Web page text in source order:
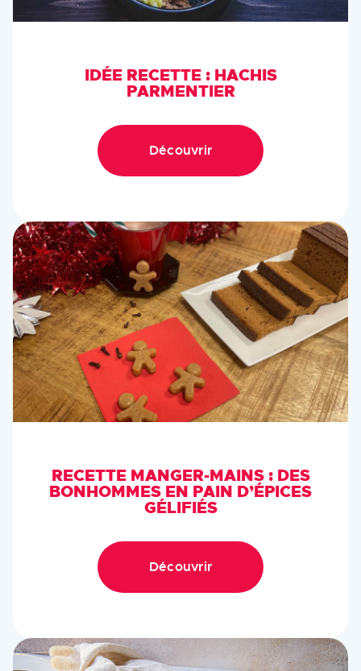
IDÉE RECETTE : HACHIS
PARMENTIER
Découvrir
RECETTE MANGER-MAINS : DES
BONHOMMES EN PAIN D’ÉPICES
GÉLIFIÉS
Découvrir